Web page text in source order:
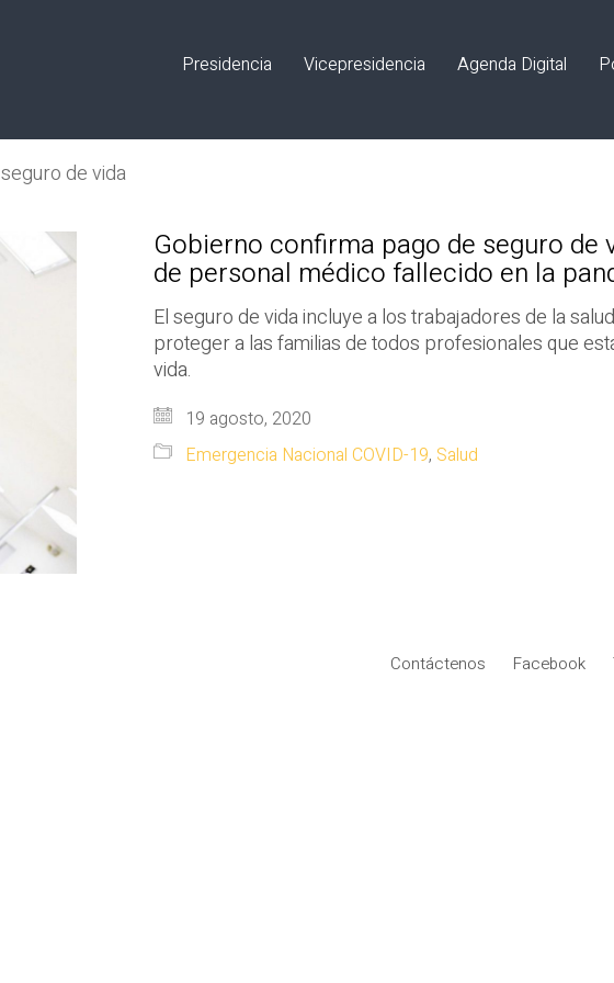
Presidencia Vicepresidencia Agenda Digital
seguro de vida
Gobierno confirma pago de seguro de
de personal médico fallecido en la
El seguro de vida incluye a los trabajadores de la
proteger a las familias de todos profesionales que
vida.
19 agosto, 2020
Emergencia Nacional COVID-19, Salud
Contáctenos Facebook